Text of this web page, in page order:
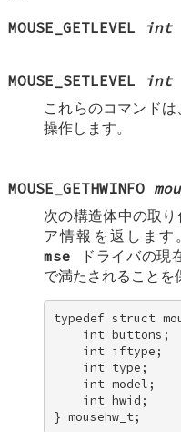
MOUSE_GETLEVEL int
MOUSE_SETLEVEL
int
これらのコマンド
操作します。
MOUSE_GETHWINFO
次の構造体中の取
ア情報を返します
mse ドライバの現
で満たされることを
typedef struct
int buttons;
int iftype;
int type;
int model;
int hwid;
} mousehw_t;